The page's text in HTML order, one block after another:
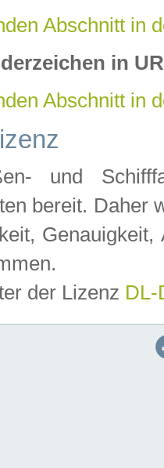
Abschnitt in
in
Abschnitt in
und
bereit. Daher
der Lizenz